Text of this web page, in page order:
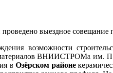
выездное совещание
возможности
ВНИИСТРОМа им.
вОзёрском районе